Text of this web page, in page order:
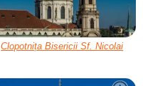
Clopotnița Bisericii Sf. Nicolai